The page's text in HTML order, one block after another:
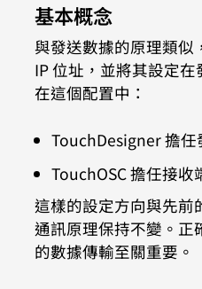
基本概念
與發送數據的原理類似
IP 位址，並將其設定在
在這個配置中：
TouchDesigner 擔任
TouchOSC 擔任接收
這樣的設定方向與先前
通訊原理保持不變。正
的數據傳輸至關重要。